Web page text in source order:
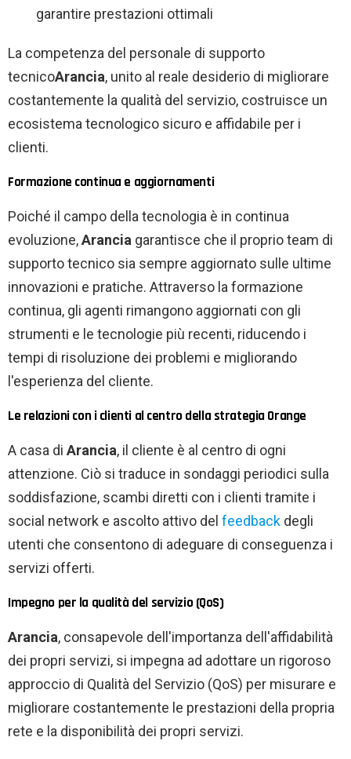
garantire prestazioni ottimali
La competenza del personale di supporto
tecnicoArancia, unito al reale desiderio di migliorare
costantemente la qualità del servizio, costruisce un
ecosistema tecnologico sicuro e affidabile per i
clienti.
Formazione continua e aggiornamenti
Poiché il campo della tecnologia è in continua
evoluzione,Arancia garantisce che il proprio team di
supporto tecnico sia sempre aggiornato sulle ultime
innovazioni e pratiche. Attraverso la formazione
continua, gli agenti rimangono aggiornati con gli
strumenti e le tecnologie più recenti, riducendo i
tempi di risoluzione dei problemi e migliorando
l'esperienza del cliente.
Le relazioni con i clienti al centro della strategia Orange
A casa di Arancia, il cliente è al centro di ogni
attenzione. Ciò si traduce in sondaggi periodici sulla
soddisfazione, scambi diretti con i clienti tramite i
social network e ascolto attivo del feedback degli
utenti che consentono di adeguare di conseguenza i
servizi offerti.
Impegno per la qualità del servizio (QoS)
Arancia, consapevole dell'importanza dell'affidabilità
dei propri servizi, si impegna ad adottare un rigoroso
approccio di Qualità del Servizio (QoS) per misurare e
migliorare costantemente le prestazioni della propria
rete e la disponibilità dei propri servizi.